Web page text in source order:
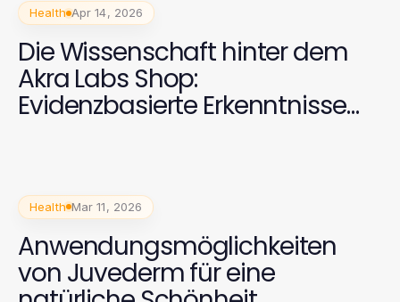
Health Apr 14, 2026
Die Wissenschaft hinter dem
Akra Labs Shop:
Evidenzbasierte Erkenntnisse
Health Mar 11, 2026
Anwendungsmöglichkeiten
von Juvederm für eine